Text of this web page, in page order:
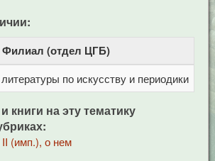
Филиал (отдел ЦГБ)
по искусству и периодики
книги на эту тематику
(имп.), о нем